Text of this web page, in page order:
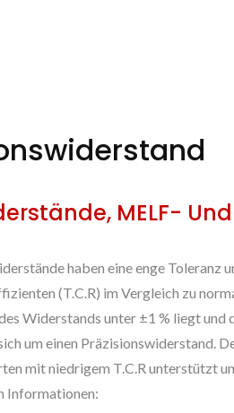
MELF-
haben eine enge Toleranz
(T.C.R) im Vergleich zu
Widerstands unter ±1 % liegt
um einen
mit niedrigem T.C.R unterstützt
Informationen: